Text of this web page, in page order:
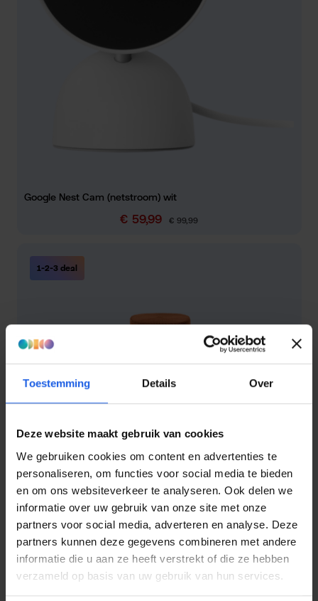
Toestemming Details Over
Deze website maakt gebruik van cookies
We gebruiken cookies om content en advertenties te
personaliseren, om functies voor social media te bieden
en om ons websiteverkeer te analyseren. Ook delen we
informatie over uw gebruik van onze site met onze
partners voor social media, adverteren en analyse. Deze
partners kunnen deze gegevens combineren met andere
informatie die u aan ze heeft verstrekt of die ze hebben
verzameld op basis van uw gebruik van hun services.
Google Nest Cam (netstroom) wit
Verkoopprijs:
€ 59,99 Normale prijs:
€ 99,99
1-2-3 deal
Klik&Klaar modemhoes copper
Normale prijs:
€ 24,99
1-2-3 deal